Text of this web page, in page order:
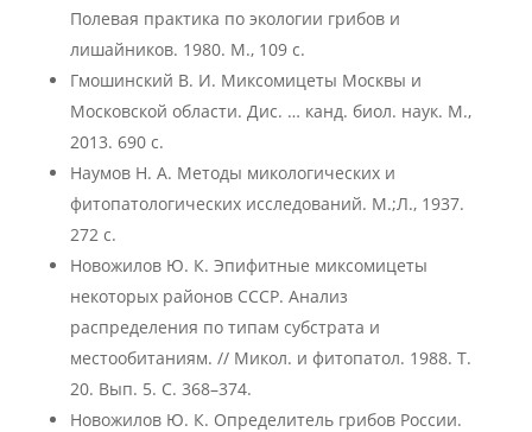
Полевая практика по экологии грибов и
лишайников. 1980. М., 109 с.
Гмошинский В. И. Миксомицеты Москвы и
Московской области. Дис. … канд. биол. наук. М.,
2013. 690 с.
Наумов Н. А. Методы микологических и
фитопатологических исследований. М.;Л., 1937.
272 с.
Новожилов Ю. К. Эпифитные миксомицеты
некоторых районов СССР. Анализ
распределения по типам субстрата и
местообитаниям. // Микол. и фитопатол. 1988. Т.
20. Вып. 5. С. 368–374.
Новожилов Ю. К. Определитель грибов России.